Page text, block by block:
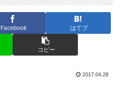
Facebook はてブ
コピー
2017.04.28